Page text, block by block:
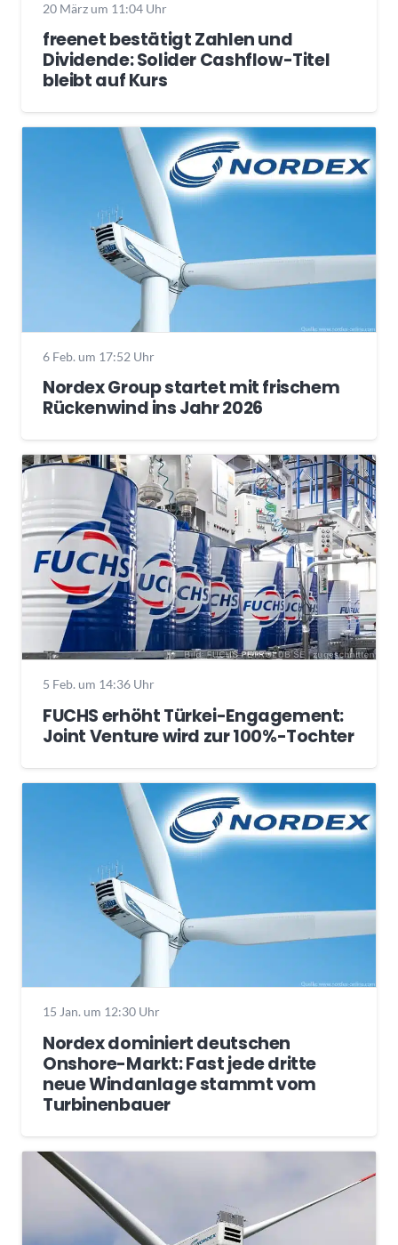
20 März um 11:04 Uhr
freenet bestätigt Zahlen und
Dividende: Solider Cashflow-Titel
bleibt auf Kurs
6 Feb. um 17:52 Uhr
Nordex Group startet mit frischem
Rückenwind ins Jahr 2026
5 Feb. um 14:36 Uhr
FUCHS erhöht Türkei-Engagement:
Joint Venture wird zur 100%-Tochter
15 Jan. um 12:30 Uhr
Nordex dominiert deutschen
Onshore-Markt: Fast jede dritte
neue Windanlage stammt vom
Turbinenbauer